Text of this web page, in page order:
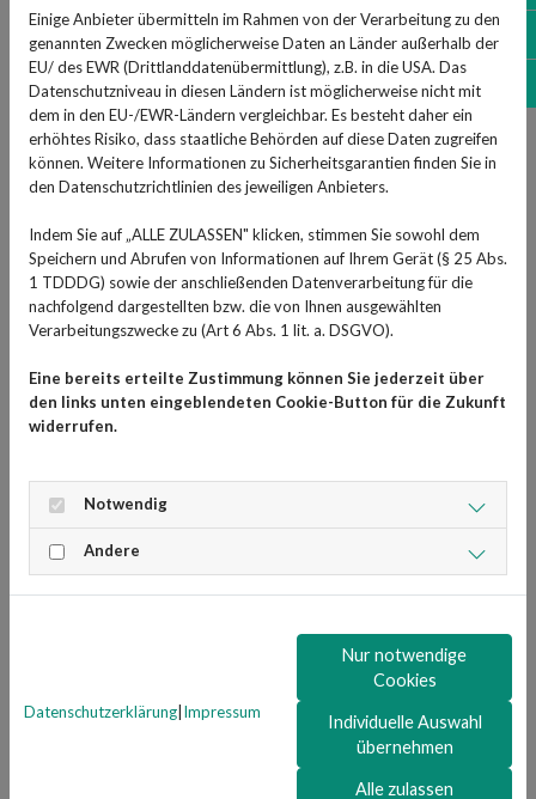
Angststörungen oder Traumata zu behandeln. Zudem
bietet Psychotherapie auch Unterstützung in
schwierigen Lebensphasen, fördert das persönliche
Wachstum und verbessert die Lebensqualität.
Psychotherapie unterstützt dabei nicht erst im
Erwachsenenalter, sondern kann auch für Kinder
besonders hilfreich sein, wenn Verhaltensstrukturen
noch nicht gefestigt sind.
Sie haben Fragen zum Thema
Psychotherapie? Gesundheits-Experten und -
Expertinnen aus Ihrer Region beraten Sie
gerne. Hier gelangen Sie zur Expertensuche.
Der erste Schritt zur
Psychotherapie: Hausarzt oder
Psychiater?
Der erste Schritt zur Psychotherapie ist oftmals der
Gang zum Hausarzt oder Psychiater. Beide haben die
Möglichkeit, physische Ursachen, wie zum Beispiel eine
Schilddrüsenunterfunktion, auszuschließen. Sie können
auch bei der Einschätzung helfen, ob eine Therapie
notwendig ist. Kinder können für den ersten Schritt auch
Einige Anbieter übermitteln im Rahmen von der Verarbeitung zu den
genannten Zwecken möglicherweise Daten an Länder außerhalb der
EU/ des EWR (Drittlanddatenübermittlung), z.B. in die USA. Das
Datenschutzniveau in diesen Ländern ist möglicherweise nicht mit
dem in den EU-/EWR-Ländern vergleichbar. Es besteht daher ein
erhöhtes Risiko, dass staatliche Behörden auf diese Daten zugreifen
können. Weitere Informationen zu Sicherheitsgarantien finden Sie in
den Datenschutzrichtlinien des jeweiligen Anbieters.
Indem Sie auf „ALLE ZULASSEN" klicken, stimmen Sie sowohl dem
Speichern und Abrufen von Informationen auf Ihrem Gerät (§ 25 Abs.
1 TDDDG) sowie der anschließenden Datenverarbeitung für die
nachfolgend dargestellten bzw. die von Ihnen ausgewählten
Verarbeitungszwecke zu (Art 6 Abs. 1 lit. a. DSGVO).
Eine bereits erteilte Zustimmung können Sie jederzeit über
den links unten eingeblendeten Cookie-Button für die Zukunft
widerrufen.
Notwendig
Andere
Datenschutzerklärung Impressum
Nur notwendige
Cookies
Individuelle Auswahl
übernehmen
Alle zulassen